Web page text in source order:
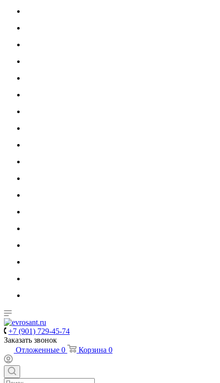
+7 (901) 729-45-74
Заказать звонок
Отложенные 0 Корзина 0